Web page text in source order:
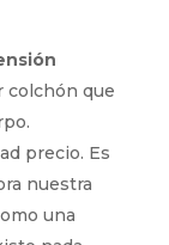
colchón que
precio. Es
nuestra
una